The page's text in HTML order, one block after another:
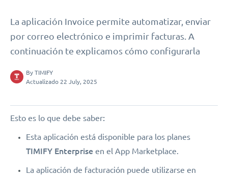
La aplicación Invoice permite automatizar, enviar
por correo electrónico e imprimir facturas. A
continuación te explicamos cómo configurarla
By TIMIFY
Actualizado 22 July, 2025
Esto es lo que debe saber:
Esta aplicación está disponible para los planes
TIMIFY Enterprise en el App Marketplace.
La aplicación de facturación puede utilizarse en